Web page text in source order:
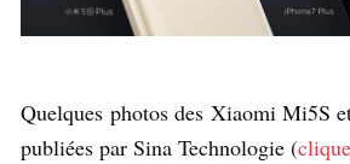
Quelques photos des Xiaomi Mi5S
publiées par Sina Technologie (